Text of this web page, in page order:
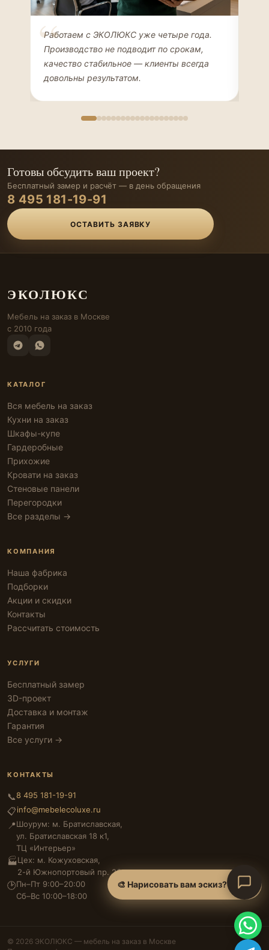
Елена Соколова
ДИЗАЙНЕР ИНТЕРЬЕРОВ
Работаем с ЭКОЛЮКС уже четыре года.
Производство не подводит по срокам,
качество стабильное — клиенты всегда
довольны результатом.
Готовы обсудить ваш проект?
Бесплатный замер и расчёт — в день обращения
8 495 181-19-91
ОСТАВИТЬ ЗАЯВКУ
ЭКОЛЮКС
Мебель на заказ в Москве
с 2010 года
КАТАЛОГ
Вся мебель на заказ
Кухни на заказ
Шкафы-купе
Гардеробные
Прихожие
Кровати на заказ
Стеновые панели
Перегородки
Все разделы →
КОМПАНИЯ
Наша фабрика
Подборки
Акции и скидки
Контакты
Рассчитать стоимость
УСЛУГИ
Бесплатный замер
3D-проект
Доставка и монтаж
Гарантия
Все услуги →
КОНТАКТЫ
📞8 495 181-19-91
📋info@mebelecoluxe.ru
📍Шоурум: м. Братиславская,
ул. Братиславская 18 к1,
ТЦ «Интерьер»
🏭Цех: м. Кожуховская,
2-й Южнопортовый пр. 26
🕑Пн–Пт 9:00–20:00
Сб–Вс 10:00–18:00
© 2026 ЭКОЛЮКС — мебель на заказ в Москве
🎨 Нарисовать вам эскиз?